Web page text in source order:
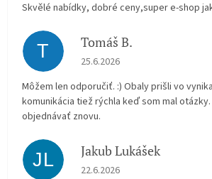
Skvělé nabídky, dobré ceny,super e-shop
T Tomáš B.
Hodnocení obchodu je 5 z 5
25.6.2026
Môžem len odporučiť. :) Obaly prišli vo
komunikácia tiež rýchla keď som mal
objednávať znovu.
JL Jakub Lukášek
Hodnocení obchodu je 5 z 5
22.6.2026